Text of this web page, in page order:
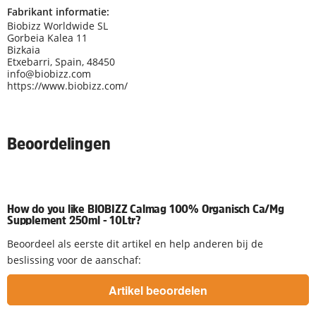
Fabrikant informatie:
Biobizz Worldwide SL
Gorbeia Kalea 11
Bizkaia
Etxebarri, Spain, 48450
info@biobizz.com
https://www.biobizz.com/
Beoordelingen
How do you like BIOBIZZ Calmag 100% Organisch Ca/Mg
Supplement 250ml - 10Ltr?
Beoordeel als eerste dit artikel en help anderen bij de
beslissing voor de aanschaf: